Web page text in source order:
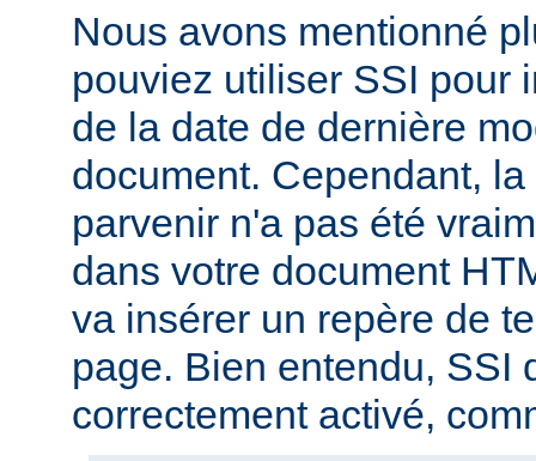
Nous avons mentionné
pouviez utiliser SSI pour
de la date de dernière
document. Cependant,
parvenir n'a pas été
dans votre document
va insérer un repère de
page. Bien entendu, SSI
correctement activé,